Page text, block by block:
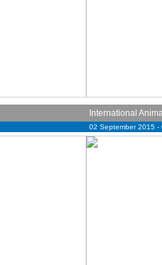
International
02 September 2015 -